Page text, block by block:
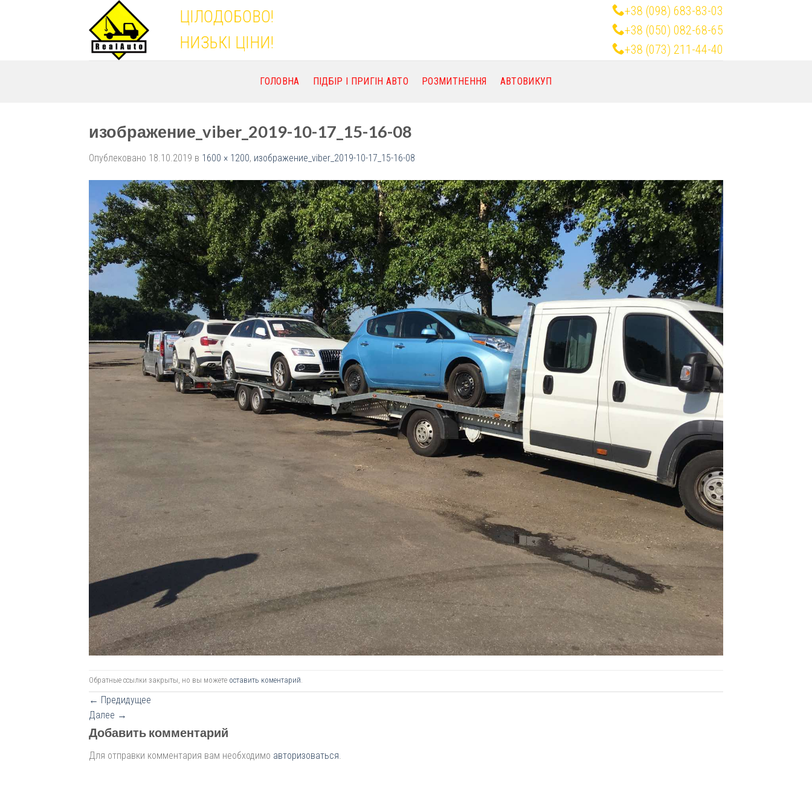
ЦІЛОДОБОВО!
НИЗЬКІ ЦІНИ!
+38 (098) 683-83-03
+38 (050) 082-68-65
+38 (073) 211-44-40
ГОЛОВНА ПІДБІР І ПРИГІН АВТО РОЗМИТНЕННЯ АВТОВИКУП
изображение_viber_2019-10-17_15-16-08
Опублековано 18.10.2019 в 1600 × 1200, изображение_viber_2019-10-17_15-16-08
Обратные ссылки закрыты, но вы можете оставить коментарий.
← Предидущее
Далее →
Добавить комментарий
Для отправки комментария вам необходимо авторизоваться.